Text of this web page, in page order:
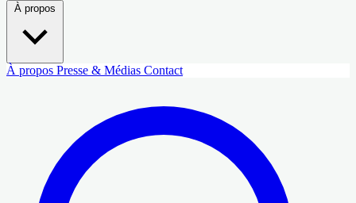
À propos Presse & Médias Contact